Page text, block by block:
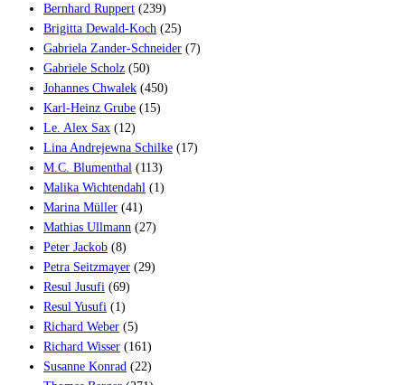
Bernhard Ruppert (239)
Brigitta Dewald-Koch (25)
Gabriela Zander-Schneider (7)
Gabriele Scholz (50)
Johannes Chwalek (450)
Karl-Heinz Grube (15)
Le. Alex Sax (12)
Lina Andrejewna Schilke (17)
M.C. Blumenthal (113)
Malika Wichtendahl (1)
Marina Müller (41)
Mathias Ullmann (27)
Peter Jackob (8)
Petra Seitzmayer (29)
Resul Jusufi (69)
Resul Yusufi (1)
Richard Weber (5)
Richard Wisser (161)
Susanne Konrad (22)